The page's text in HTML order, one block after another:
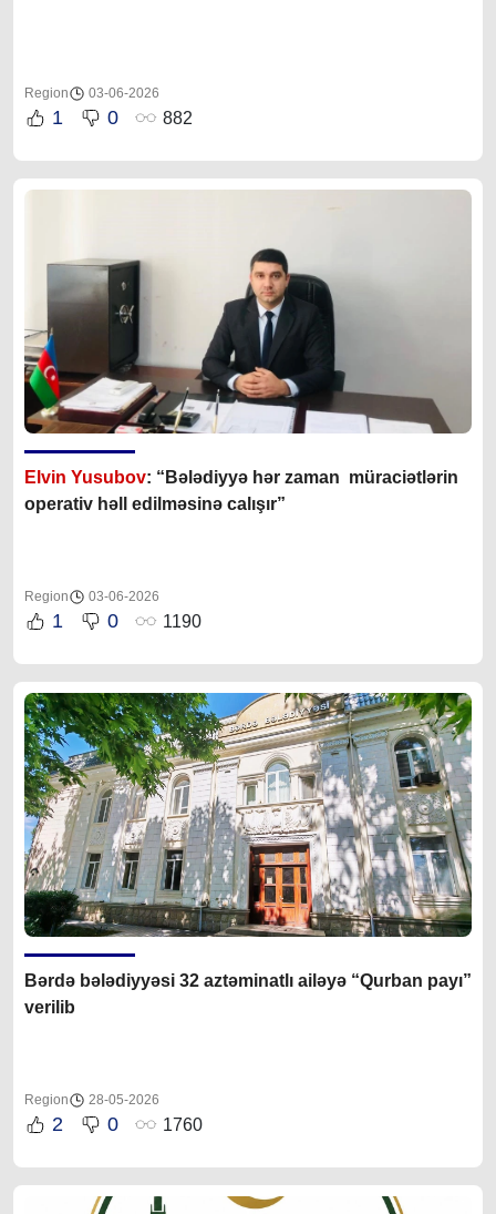
Region 03-06-2026
1 0 882
Elvin Yusubov: “Bələdiyyə hər zaman müraciətlərin
operativ həll edilməsinə calışır”
Region 03-06-2026
1 0 1190
Bərdə bələdiyyəsi 32 aztəminatlı ailəyə “Qurban payı”
verilib
Region 28-05-2026
2 0 1760